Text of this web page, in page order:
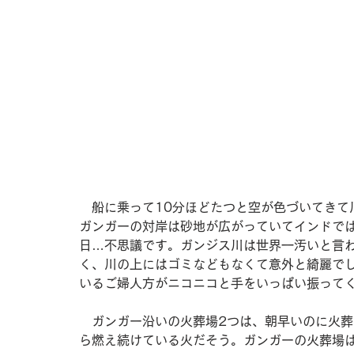
船に乗って10分ほどたつと空が色づいてきて
ガンガーの対岸は砂地が広がっていてインドで
日…不思議です。ガンジス川は世界一汚いと言
く、川の上にはゴミなどもなくて意外と綺麗
いるご婦人方がニコニコと手をいっぱい振って
ガンガー沿いの火葬場2つは、朝早いのに火
ら燃え続けている火だそう。ガンガーの火葬